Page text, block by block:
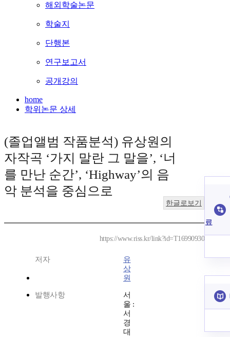
해외학술논문
학술지
단행본
연구보고서
공개강의
home
학위논문 상세
(졸업앨범 작품분석) 유상원의
자작곡 ‘가지 말란 그 말을’, ‘너
를 만난 순간’, ‘Highway’의 음
악 분석을 중심으로
한글로보기
https://www.riss.kr/link?id=T16990930
저자
유
상
원
발행사항
서
울 :
서
경
대
료